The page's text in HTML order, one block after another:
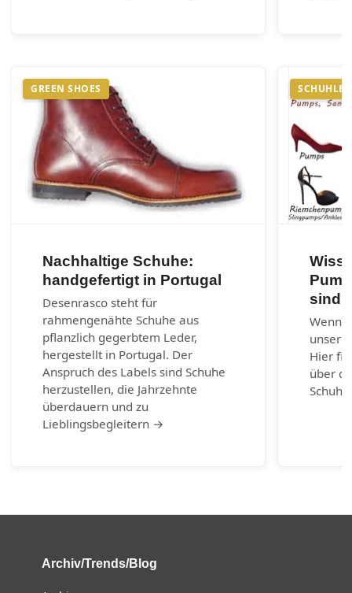
GREEN SHOES
Nachhaltige Schuhe:
handgefertigt in Portugal
Desenrasco steht für
rahmengenähte Schuhe aus
pflanzlich gegerbtem Leder,
hergestellt in Portugal. Der
Anspruch des Labels sind Schuhe
herzustellen, die Jahrzehnte
überdauern und zu
Lieblingsbegleitern →
sind?
Wenn
Hier
über
Archiv/Trends/Blog